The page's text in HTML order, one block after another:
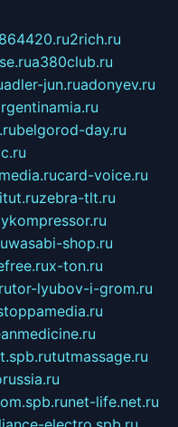
2rich.ru
a380club.ru
adler-jun.ruadonyev.ru
belgorod-day.ru
card-voice.ru
zebra-tlt.ru
wasabi-shop.ru
x-ton.ru
tor-lyubov-i-grom.ru
tutmassage.ru
net-life.net.ru